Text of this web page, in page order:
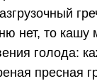
кг каши.
достаточно.